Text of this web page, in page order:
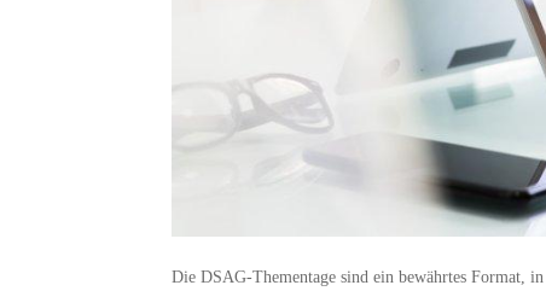
Die DSAG-Thementage sind ein bewährtes Format,